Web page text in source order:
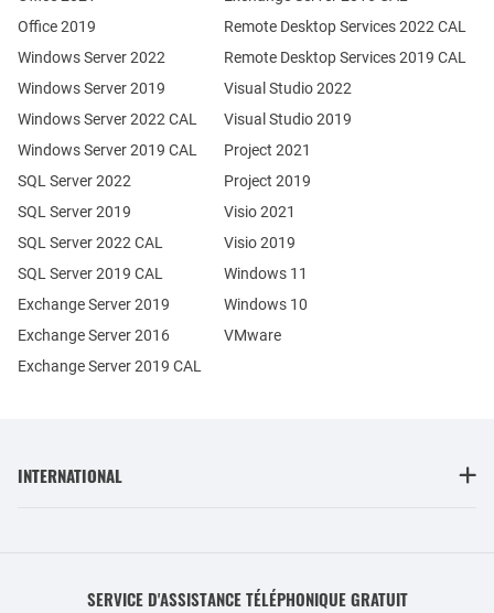
Office 2019
Windows Server 2022
Windows Server 2019
Exchange Server 2019
Exchange Server 2016
SQL Server 2022
SQL Server 2019
Windows Server 2022 CAL
Windows Server 2019 CAL
SQL Server 2022 CAL
SQL Server 2019 CAL
Remote Desktop Services 2022 CAL
Remote Desktop Services 2019 CAL
Exchange Server 2019 CAL
Visual Studio 2022
Visual Studio 2019
Project 2021
Project 2019
Visio 2021
Visio 2019
Windows 11
Windows 10
VMware
INTERNATIONAL
SERVICE D'ASSISTANCE TÉLÉPHONIQUE GRATUIT